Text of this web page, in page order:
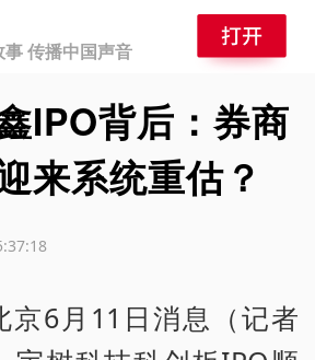
传播中国声音
IPO背后：券商
来系统重估？
京6月11日消息（记者